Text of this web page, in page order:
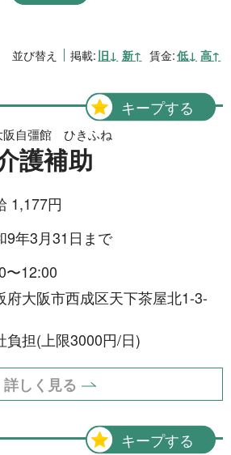
4件
で 1件
で
で 1件
で 2件
31件
並び替え 掲載: 旧↓ 新↑ 賃金:低↓ 高↑
キープする
阪自彊館 ひきふね
護補助
1,177円
9年3月31日まで
〜12:00
府大阪市西成区天下茶屋北1-3-
負担(上限3000円/日)
詳しく見る
キープする